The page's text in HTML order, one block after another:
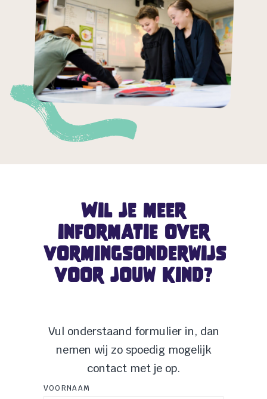
Wil je meer
informatie over
vormingsonderwijs
voor jouw kind?
Vul onderstaand formulier in, dan
nemen wij zo spoedig mogelijk
contact met je op.
VOORNAAM